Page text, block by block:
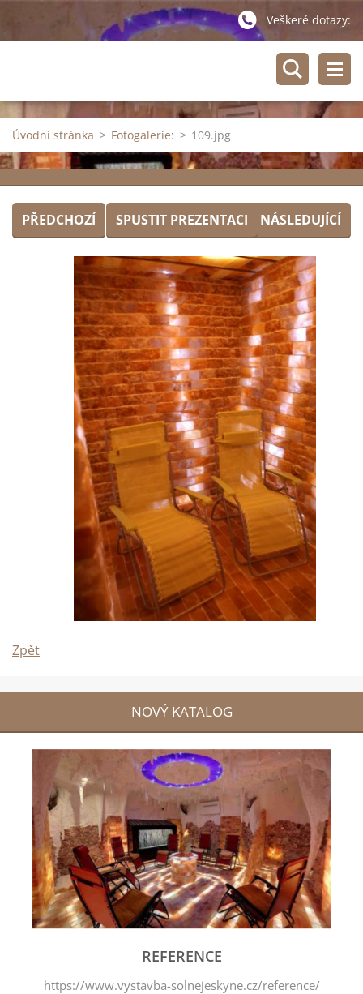
Veškeré dotazy:
Úvodní stránka > Fotogalerie: > 109.jpg
PŘEDCHOZÍ SPUSTIT PREZENTACI NÁSLEDUJÍCÍ
Zpět
NOVÝ KATALOG
REFERENCE
https://www.vystavba-solnejeskyne.cz/reference/